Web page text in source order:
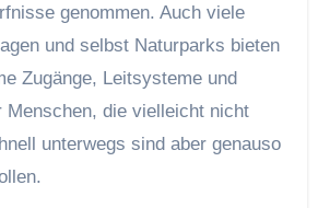
genommen. Auch viele
und selbst Naturparks bieten
Zugänge, Leitsysteme und
Menschen, die vielleicht nicht
unterwegs sind aber genauso